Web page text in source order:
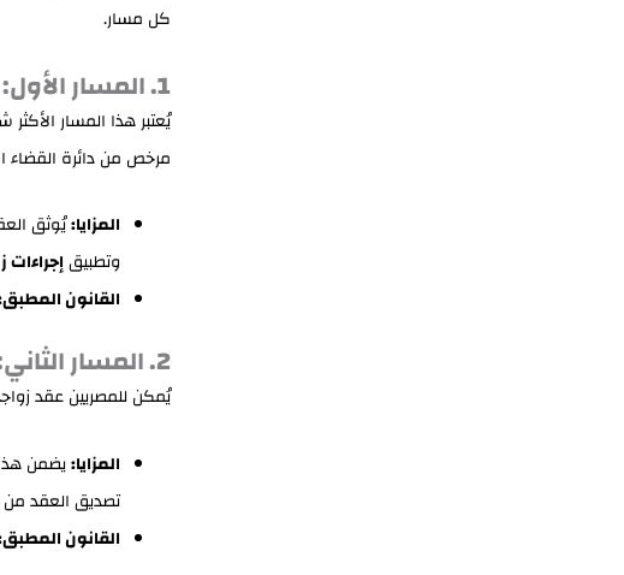
كل مسار.
1. المسار الأول: الزواج عبر المحكمة الشرعية الإماراتية
يُعتبر هذا المسار
مرخص من دائرة القضاء
المزايا:يُوثق
وتطبيقإجراءات
القانون
2. المسار الثاني: الزواج عبر القنصلية المصرية (أبوظبي أو دبي)
يُمكن للمصريين عقد
المزايا:يضمن
تصديق العقد من
القانون